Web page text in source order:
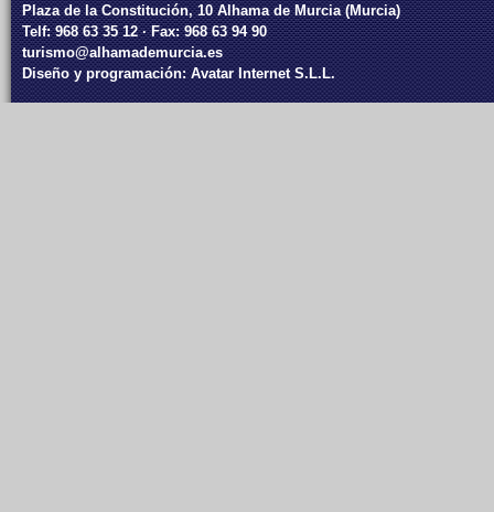
Plaza de la Constitución, 10 Alhama de Murcia (Murcia)
Telf: 968 63 35 12 · Fax: 968 63 94 90
turismo@alhamademurcia.es
Diseño y programación:Avatar Internet S.L.L.